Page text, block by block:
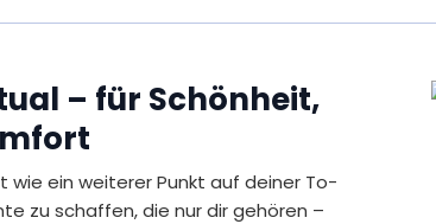
(Nährstoffbezugswert)
***Nicht vorhanden
D-Mannose Pulver vegan:
– für Schönheit,
wie ein weiterer Punkt auf deiner To-
zu schaffen, die nur dir gehören –